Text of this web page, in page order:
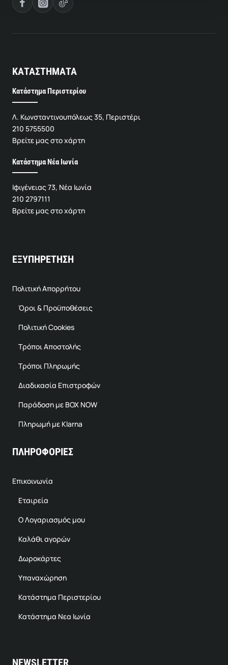
ΚΑΤΑΣΤΗΜΑΤΑ
Κατάστημα Περιστερίου
Λ. Κωνσταντινουπόλεως 35, Περιστέρι
210 5755500
Βρείτε μας στο χάρτη
Κατάστημα Νέα Ιωνία
Ιφιγένειας 73, Νέα Ιωνία
210 2797111
Βρείτε μας στο χάρτη
ΕΞΥΠΗΡΕΤΗΣΗ
Πολιτική Απορρήτου
Όροι & Προϋποθέσεις
Πολιτική Cookies
Τρόποι Αποστολής
Τρόποι Πληρωμής
Διαδικασία Επιστροφών
Παράδοση με BOX NOW
Πληρωμή με Klarna
ΠΛΗΡΟΦΟΡΙΕΣ
Επικοινωνία
Εταιρεία
Ο Λογαριασμός μου
Καλάθι αγορών
Δωροκάρτες
Υπαναχώρηση
Κατάστημα Περιστερίου
Κατάστημα Νεα Ιωνία